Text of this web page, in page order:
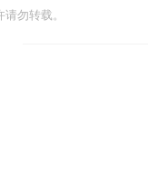
勿转载。